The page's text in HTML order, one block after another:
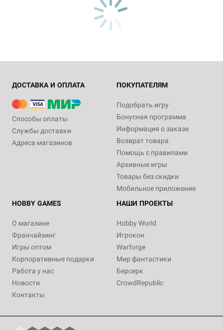
ДОСТАВКА И ОПЛАТА
Способы оплаты
Службы доставки
Адреса магазинов
ПОКУПАТЕЛЯМ
Подобрать игру
Бонусная программа
Информация о заказе
Возврат товара
Помощь с правилами
Архивные игры
Товары без скидки
Мобильное приложение
HOBBY GAMES
О магазине
Франчайзинг
Игры оптом
Корпоративные подарки
Работа у нас
Новости
Контакты
НАШИ ПРОЕКТЫ
Hobby World
Игрокон
Warforge
Мир фантастики
Берсерк
CrowdRepublic